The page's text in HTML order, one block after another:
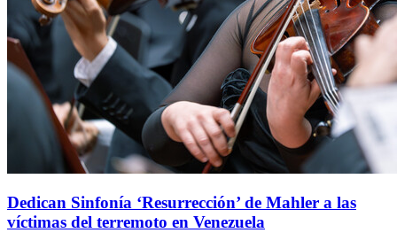
Dedican Sinfonía ‘Resurrección’ de Mahler a las
víctimas del terremoto en Venezuela